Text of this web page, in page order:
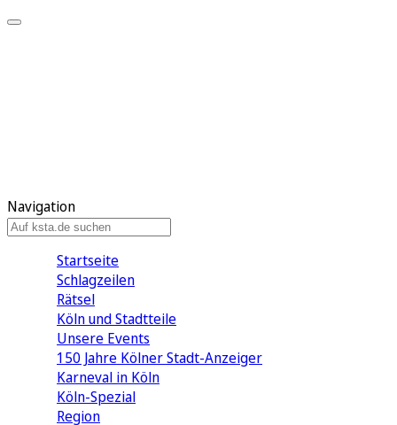
Navigation
Startseite
Schlagzeilen
Rätsel
Köln und Stadtteile
Unsere Events
150 Jahre Kölner Stadt-Anzeiger
Karneval in Köln
Köln-Spezial
Region